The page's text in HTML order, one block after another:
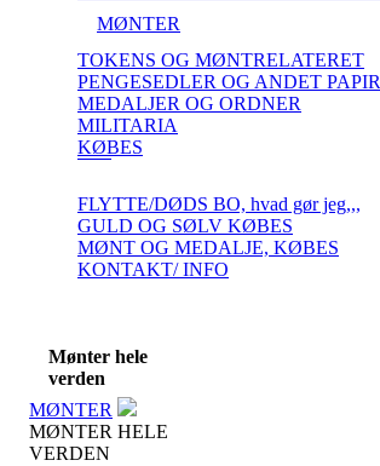
MØNTER
TOKENS OG MØNTRELATERET
PENGESEDLER OG ANDET PAPIR
MEDALJER OG ORDNER
MILITARIA
KØBES
FLYTTE/DØDS BO, hvad gør jeg,,,
GULD OG SØLV KØBES
MØNT OG MEDALJE, KØBES
KONTAKT/ INFO
Mønter hele
verden
MØNTER
MØNTER HELE
VERDEN